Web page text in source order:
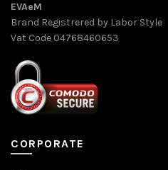
EVAeM
Brand Registrered by Labor Style
Vat Code 04768460653
CORPORATE